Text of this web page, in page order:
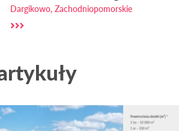
Dargikowo, Zachodniopomorskie